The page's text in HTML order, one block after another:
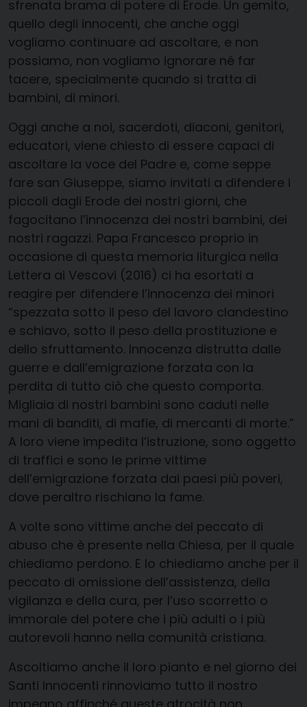
sfrenata brama di potere di Erode. Un gemito,
quello degli innocenti, che anche oggi
vogliamo continuare ad ascoltare, e non
possiamo, non vogliamo ignorare né far
tacere, specialmente quando si tratta di
bambini, di minori.
Oggi anche a noi, sacerdoti, diaconi, genitori,
educatori, viene chiesto di essere capaci di
ascoltare la voce del Padre e, come seppe
fare san Giuseppe, siamo invitati a difendere i
piccoli dagli Erode dei nostri giorni, che
fagocitano l’innocenza dei nostri bambini, dei
nostri ragazzi. Papa Francesco proprio in
occasione di questa memoria liturgica nella
Lettera ai Vescovi (2016) ci ha esortati a
reagire per difendere l’innocenza dei minori
“spezzata sotto il peso del lavoro clandestino
e schiavo, sotto il peso della prostituzione e
dello sfruttamento. Innocenza distrutta dalle
guerre e dall’emigrazione forzata con la
perdita di tutto ciò che questo comporta.
Migliaia di nostri bambini sono caduti nelle
mani di banditi, di mafie, di mercanti di morte.”
A loro viene impedita l’istruzione, sono oggetto
di traffici e sono le prime vittime
dell’emigrazione forzata dai paesi più poveri,
dove peraltro rischiano la fame.
A volte sono vittime anche del peccato di
abuso che è presente nella Chiesa, per il quale
chiediamo perdono. E lo chiediamo anche per il
peccato di omissione dell’assistenza, della
vigilanza e della cura, per l’uso scorretto o
immorale del potere che i più adulti o i più
autorevoli hanno nella comunità cristiana.
Ascoltiamo anche il loro pianto e nel giorno dei
Santi Innocenti rinnoviamo tutto il nostro